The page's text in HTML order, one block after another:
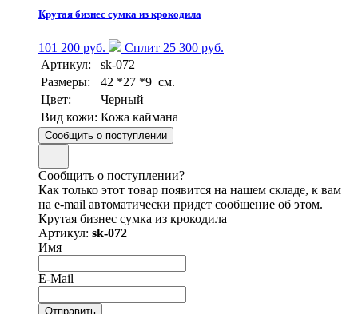
Крутая бизнес сумка из крокодила
101 200 руб.
Сплит 25 300 руб.
Артикул:
sk-072
Размеры:
42 *27 *9 см.
Цвет:
Черный
Вид кожи: Кожа каймана
Сообщить о поступлении
Сообщить о поступлении?
Как только этот товар появится на нашем складе, к вам
на e-mail автоматически придет сообщение об этом.
Крутая бизнес сумка из крокодила
Артикул: sk-072
Имя
E-Mail